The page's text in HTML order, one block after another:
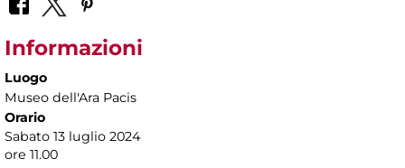
Informazioni
Luogo
Museo dell'Ara Pacis
Orario
Sabato 13 luglio 2024
ore 11.00